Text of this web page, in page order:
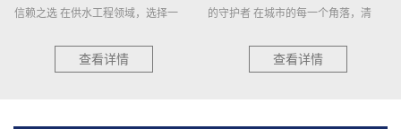
信赖之选 在供水工程领域，选择一
查看详情
的守护者 在城市的每一个角落，清
查看详情